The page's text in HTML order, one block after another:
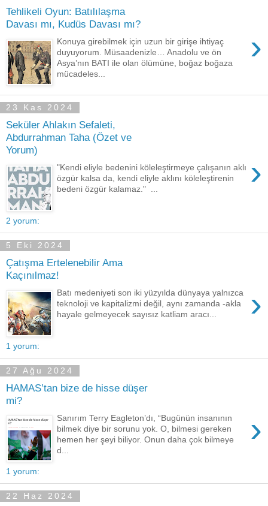
Tehlikeli Oyun: Batılılaşma
Davası mı, Kudüs Davası mı?
›
Konuya girebilmek için uzun bir girişe ihtiyaç
duyuyorum. Müsaadenizle… Anadolu ve ön
Asya’nın BATI ile olan ölümüne, boğaz boğaza
mücadeles...
23 Kas 2024
Seküler Ahlakın Sefaleti,
Abdurrahman Taha (Özet ve
Yorum)
›
"Kendi eliyle bedenini köleleştirmeye çalışanın aklı
özgür kalsa da, kendi eliyle aklını köleleştirenin
bedeni özgür kalamaz." ...
2 yorum:
5 Eki 2024
Çatışma Ertelenebilir Ama
Kaçınılmaz!
›
Batı medeniyeti son iki yüzyılda dünyaya yalnızca
teknoloji ve kapitalizmi değil, aynı zamanda -akla
hayale gelmeyecek sayısız katliam aracı...
1 yorum:
27 Ağu 2024
HAMAS’tan bize de hisse düşer
mi?
›
Sanırım Terry Eagleton’dı, “Bugünün insanının
bilmek diye bir sorunu yok. O, bilmesi gereken
hemen her şeyi biliyor. Onun daha çok bilmeye
d...
1 yorum:
22 Haz 2024